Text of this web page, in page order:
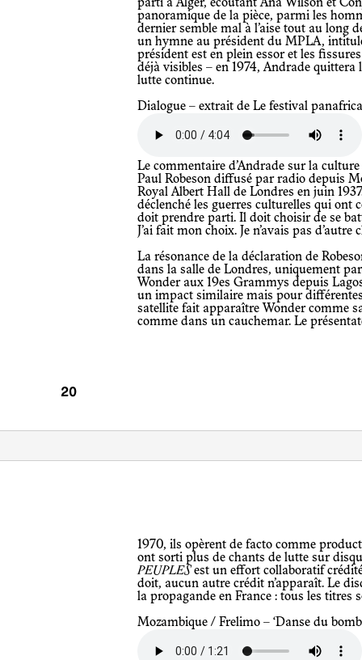
parti à Alger, écoutant Ana Wilson et
panoramique de la pièce, parmi les
dernier semble mal à l’aise tout au long
un hymne au président du MPLA,
président est en plein essor et les
déjà visibles – en 1974, Andrade
lutte continue.
Dialogue – extrait de Le festival
Le commentaire d’Andrade sur la culture révolutionnaire est lié au discours de
Paul Robeson diffusé par radio depuis
Royal Albert Hall de Londres en juin
déclenché les guerres culturelles qui ont
doit prendre parti. Il doit choisir de se
J’ai fait mon choix. Je n’avais pas d’autre
La résonance de la déclaration de Robeson tient aussi à sa présence spectrale
dans la salle de Londres, uniquement
Wonder aux 19es Grammys depuis
un impact similaire mais pour
satellite fait apparaître Wonder comme
comme dans un cauchemar. Le
1970, ils opèrent de facto comme producteurs de disques – peu de mouvements
ont sorti plus de chants de lutte sur
PEUPLESest un effort collaboratif
doit, aucun autre crédit n’apparaît. Le
la propagande en France : tous les titres
Mozambique / Frelimo – ‘Danse du